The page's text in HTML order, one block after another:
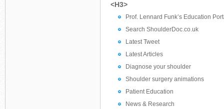
<H3>
Prof. Lennard Funk’s Education
Search ShoulderDoc.co.uk
Latest Tweet
Latest Articles
Diagnose your shoulder
Shoulder surgery animations
Patient Education
News & Research